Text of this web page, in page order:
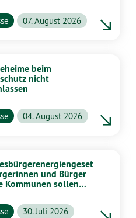
07. August 2026
beim
nicht
04. August 2026
und Bürger
Kommunen sollen
30. Juli 2026